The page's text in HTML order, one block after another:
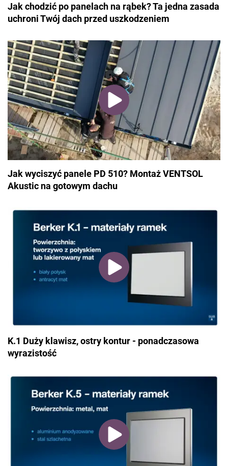
Jak chodzić po panelach na rąbek? Ta jedna zasada
uchroni Twój dach przed uszkodzeniem
Jak wyciszyć panele PD 510? Montaż VENTSOL
Akustic na gotowym dachu
K.1 Duży klawisz, ostry kontur - ponadczasowa
wyrazistość